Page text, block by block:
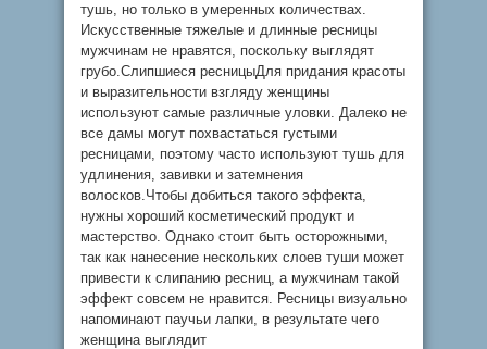
тушь, но только в умеренных количествах.
Искусственные тяжелые и длинные ресницы
мужчинам не нравятся, поскольку выглядят
грубо.Слипшиеся ресницыДля придания красоты
и выразительности взгляду женщины
используют самые различные уловки. Далеко не
все дамы могут похвастаться густыми
ресницами, поэтому часто используют тушь для
удлинения, завивки и затемнения
волосков.Чтобы добиться такого эффекта,
нужны хороший косметический продукт и
мастерство. Однако стоит быть осторожными,
так как нанесение нескольких слоев туши может
привести к слипанию ресниц, а мужчинам такой
эффект совсем не нравится. Ресницы визуально
напоминают паучьи лапки, в результате чего
женщина выглядит